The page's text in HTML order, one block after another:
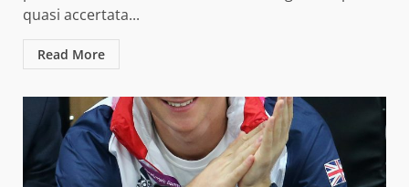
quasi accertata...
Read More